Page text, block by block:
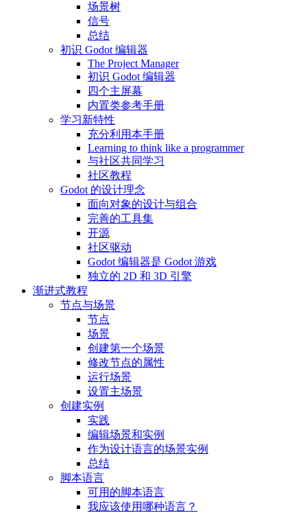
场景树
信号
总结
初识 Godot 编辑器
The Project Manager
初识 Godot 编辑器
四个主屏幕
内置类参考手册
学习新特性
充分利用本手册
Learning to think like a programmer
与社区共同学习
社区教程
Godot 的设计理念
面向对象的设计与组合
完善的工具集
开源
社区驱动
Godot 编辑器是 Godot 游戏
独立的 2D 和 3D 引擎
渐进式教程
节点与场景
节点
场景
创建第一个场景
修改节点的属性
运行场景
设置主场景
创建实例
实践
编辑场景和实例
作为设计语言的场景实例
总结
脚本语言
可用的脚本语言
我应该使用哪种语言？